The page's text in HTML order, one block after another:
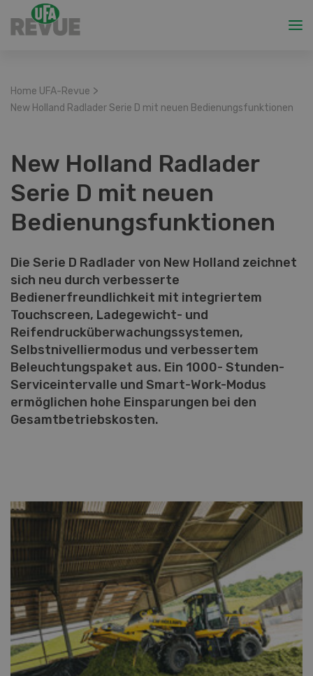
Home UFA-Revue >
New Holland Radlader Serie D mit neuen Bedienungsfunktionen
New Holland Radlader
Serie D mit neuen
Bedienungsfunktionen
Die Serie D Radlader von New Holland zeichnet
sich neu durch verbesserte
Bedienerfreundlichkeit mit integriertem
Touchscreen, Ladegewicht- und
Reifendrucküberwachungssystemen,
Selbstnivelliermodus und verbessertem
Beleuchtungspaket aus. Ein 1000- Stunden-
Serviceintervalle und Smart-Work-Modus
ermöglichen hohe Einsparungen bei den
Gesamtbetriebskosten.